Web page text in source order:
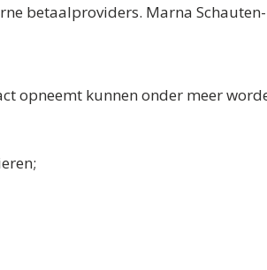
betaalproviders. Marna
opneemt kunnen onder meer